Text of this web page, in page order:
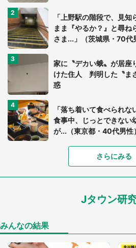
「上野駅の階段で、見
まま『やるか？』と尋ね
さま...」（茨城県・70代
家に〝デカい蛾〟が居座
けた住人 判明した〝ま
惑
「落ち着いて食べられ
食事中、じっとできない
が...（東京都・40代男性）
「富豪すぎ」1歳息子の
7万人驚がく 「お菓子
ードル高い」
「閉所恐怖症の私は新幹
さらにみる
Jタウン研
みんなの結果